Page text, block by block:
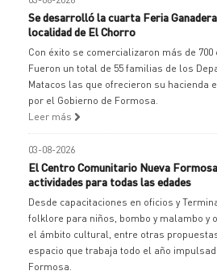
Se desarrolló la cuarta Feria
localidad de El Chorro
Con éxito se comercializaron más de 700
Fueron un total de 55 familias de los
Matacos las que ofrecieron su hacienda
por el Gobierno de Formosa.
Leer más
03-08-2026
El Centro Comunitario Nueva
actividades para todas las edades
Desde capacitaciones en oficios y
folklore para niños, bombo y malambo y
el ámbito cultural, entre otras
espacio que trabaja todo el año
Formosa.